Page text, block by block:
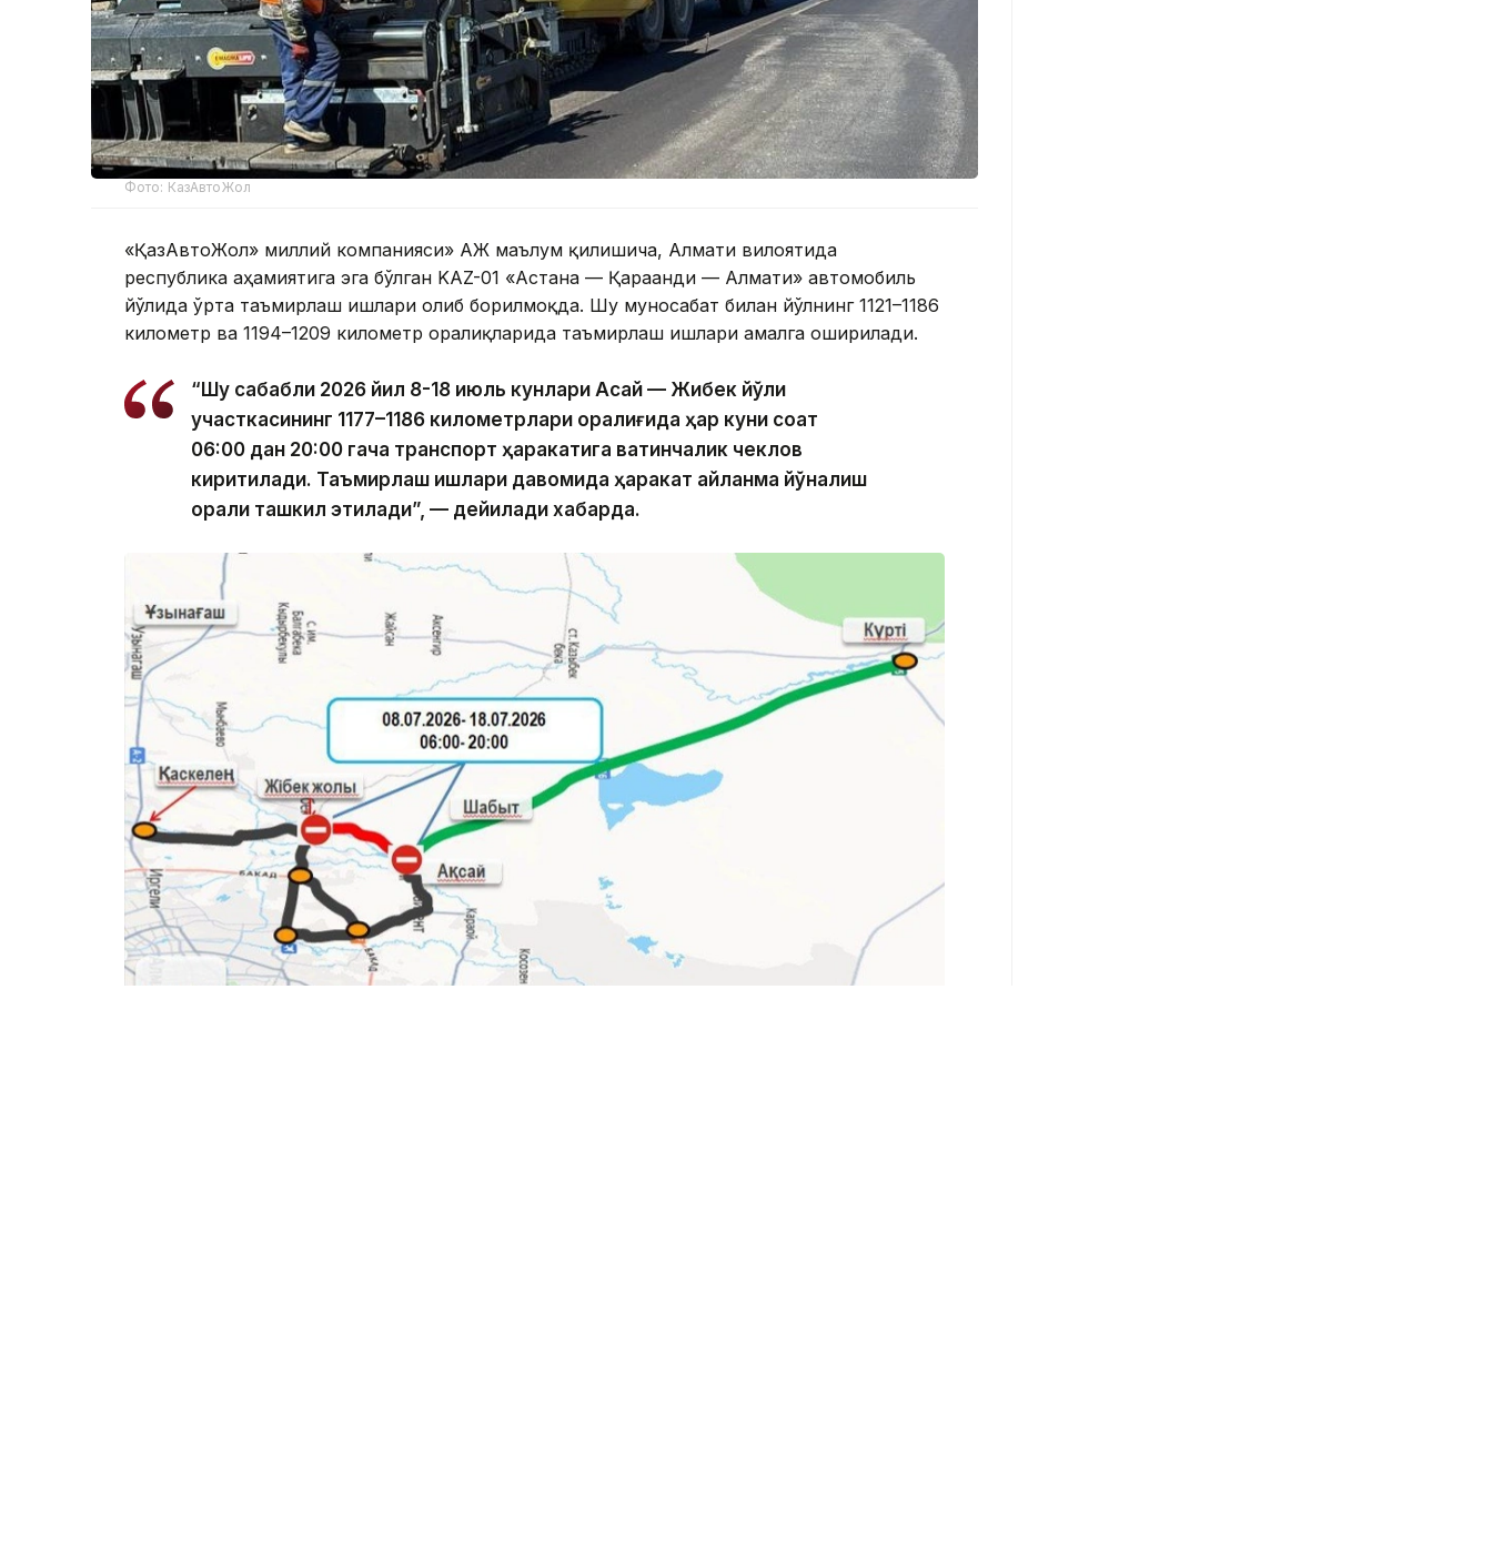
Фото: КазАвтоЖол
«ҚазАвтоЖол» миллий компанияси» АЖ маълум қилишича, Алмати вилоятида
республика аҳамиятига эга бўлган KAZ-01 «Астана — Қарағанди — Алмати» автомобиль
йўлида ўрта таъмирлаш ишлари олиб борилмоқда. Шу муносабат билан йўлнинг 1121–1186
километр ва 1194–1209 километр оралиқларида таъмирлаш ишлари амалга оширилади.
“Шу сабабли 2026 йил 8-18 июль кунлари Ақсай — Жибек йўли
участкасининг 1177–1186 километрлари оралиғида ҳар куни соат
06:00 дан 20:00 гача транспорт ҳаракатига вақтинчалик чеклов
киритилади. Таъмирлаш ишлари давомида ҳаракат айланма йўналиш
орқали ташкил этилади”, — дейилади хабарда.